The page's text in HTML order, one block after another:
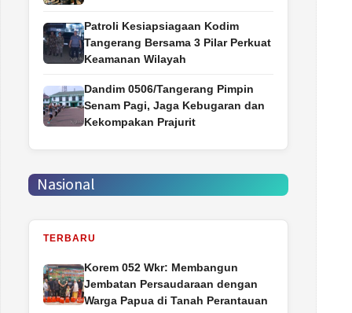
Patroli Kesiapsiagaan Kodim
Tangerang Bersama 3 Pilar Perkuat
Keamanan Wilayah
Dandim 0506/Tangerang Pimpin
Senam Pagi, Jaga Kebugaran dan
Kekompakan Prajurit
Nasional
TERBARU
Korem 052 Wkr: Membangun
Jembatan Persaudaraan dengan
Warga Papua di Tanah Perantauan